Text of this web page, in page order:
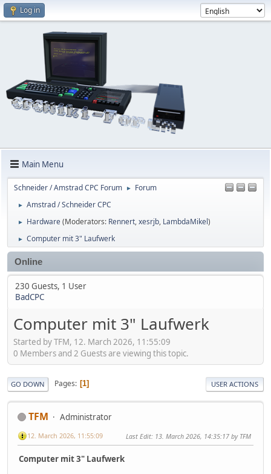
Log in
Main Menu
Schneider / Amstrad CPC Forum ► Forum
► Amstrad / Schneider CPC
► Hardware(Moderators: Rennert,xesrjb, LambdaMikel)
► Computer mit 3" Laufwerk
Online
230 Guests, 1 User
BadCPC
Computer mit 3" Laufwerk
Started by TFM, 12. March 2026, 11:55:09
0 Members and 2 Guests are viewing this topic.
GO DOWN Pages 1 USER ACTIONS
TFM Administrator
12. March 2026, 11:55:09 Last Edit: 13. March 2026, 14:35:17 by TFM
Computer mit 3" Laufwerk